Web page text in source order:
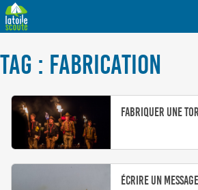
TAG : FABRICATION
Fabriquer une
Écrire un